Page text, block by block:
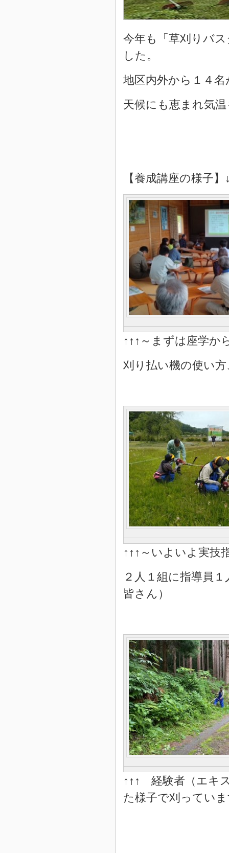
今年も「草刈りバ
した。
地区内外から１４
天候にも恵まれ気
【養成講座の様子】
↑↑↑～まずは座学か
刈り払い機の使い
↑↑↑～いよいよ実技
２人１組に指導員
皆さん）
↑↑↑ 経験者（エキ
た様子で刈っていま